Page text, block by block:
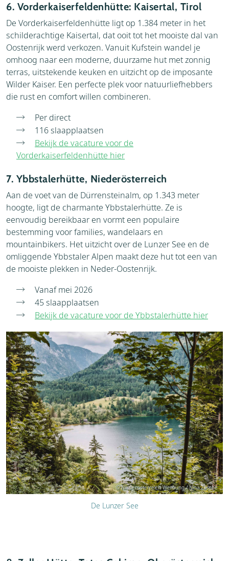
6. Vorderkaiserfeldenhütte: Kaisertal, Tirol
De Vorderkaiserfeldenhütte ligt op 1.384 meter in het
schilderachtige Kaisertal, dat ooit tot het mooiste dal van
Oostenrijk werd verkozen. Vanuit Kufstein wandel je
omhoog naar een moderne, duurzame hut met zonnig
terras, uitstekende keuken en uitzicht op de imposante
Wilder Kaiser. Een perfecte plek voor natuurliefhebbers
die rust en comfort willen combineren.
Per direct
116 slaapplaatsen
Bekijk de vacature voor de
Vorderkaiserfeldenhütte hier
7. Ybbstalerhütte, Niederösterreich
Aan de voet van de Dürrensteinalm, op 1.343 meter
hoogte, ligt de charmante Ybbstalerhütte. Ze is
eenvoudig bereikbaar en vormt een populaire
bestemming voor families, wandelaars en
mountainbikers. Het uitzicht over de Lunzer See en de
omliggende Ybbstaler Alpen maakt deze hut tot een van
de mooiste plekken in Neder-Oostenrijk.
Vanaf mei 2026
45 slaapplaatsen
Bekijk de vacature voor de Ybbstalerhütte hier
© Niederösterreich Werbung / Nina Zasche
De Lunzer See